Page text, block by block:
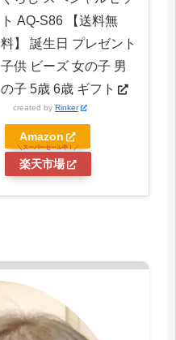
ト AQ-S86 【送料無
料】 誕生日 プレゼント
子供 ビーズ 女の子 男
の子 5歳 6歳 ギフト
created by Rinker
Amazon
楽天市場